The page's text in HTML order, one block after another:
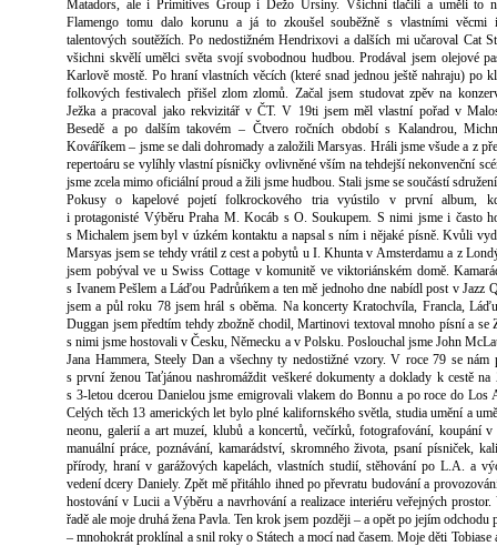
Matadors, ale i Primitives Group i Dežo Ursiny. Všichni tlačili a uměli to
Flamengo tomu dalo korunu a já to zkoušel souběžně s vlastními věcmi
talentových soutěžích. Po nedostižném Hendrixovi a dalších mi učaroval Cat
všichni skvělí umělci světa svojí svobodnou hudbou. Prodával jsem olejové
Karlově mostě. Po hraní vlastních věcích (které snad jednou ještě nahraju) po
folkových festivalech přišel zlom zlomů. Začal jsem studovat zpěv na
Ježka a pracoval jako rekvizitář v ČT. V 19ti jsem měl vlastní pořad v
Besedě a po dalším takovém – Čtvero ročních období s Kalandrou,
Kováříkem – jsme se dali dohromady a založili Marsyas. Hráli jsme všude a z
repertoáru se vylíhly vlastní písničky ovlivněné vším na tehdejší nekonvenční
jsme zcela mimo oficiální proud a žili jsme hudbou. Stali jsme se součástí
Pokusy o kapelové pojetí folkrockového tria vyústilo v první album,
i protagonisté Výběru Praha M. Kocáb s O. Soukupem. S nimi jsme i často
s Michalem jsem byl v úzkém kontaktu a napsal s ním i nějaké písně. Kvůli
Marsyas jsem se tehdy vrátil z cest a pobytů u I. Khunta v Amsterdamu a z
jsem pobýval ve u Swiss Cottage v komunitě ve viktoriánském domě.
s Ivanem Pešlem a Láďou Padrůńkem a ten mě jednoho dne nabídl post v Jazz
jsem a půl roku 78 jsem hrál s oběma. Na koncerty Kratochvíla, Francla,
Duggan jsem předtím tehdy zbožně chodil, Martinovi textoval mnoho písní a se
s nimi jsme hostovali v Česku, Německu a v Polsku. Poslouchal jsme John
Jana Hammera, Steely Dan a všechny ty nedostižné vzory. V roce 79 se nám
s první ženou Taťjánou nashromáždit veškeré dokumenty a doklady k cestě na
s 3-letou dcerou Danielou jsme emigrovali vlakem do Bonnu a po roce do Los
Celých těch 13 amerických let bylo plné kalifornského světla, studia umění a
neonu, galerií a art muzeí, klubů a koncertů, večírků, fotografování, koupání v
manuální práce, poznávání, kamarádství, skromného života, psaní písniček,
přírody, hraní v garážových kapelách, vlastních studií, stěhování po L.A. a
vedení dcery Daniely. Zpět mě přitáhlo ihned po převratu budování a
hostování v Lucii a Výběru a navrhování a realizace interiéru veřejných
řadě ale moje druhá žena Pavla. Ten krok jsem později – a opět po jejím odchodu
– mnohokrát proklínal a snil roky o Státech a mocí nad časem. Moje děti Tobiase